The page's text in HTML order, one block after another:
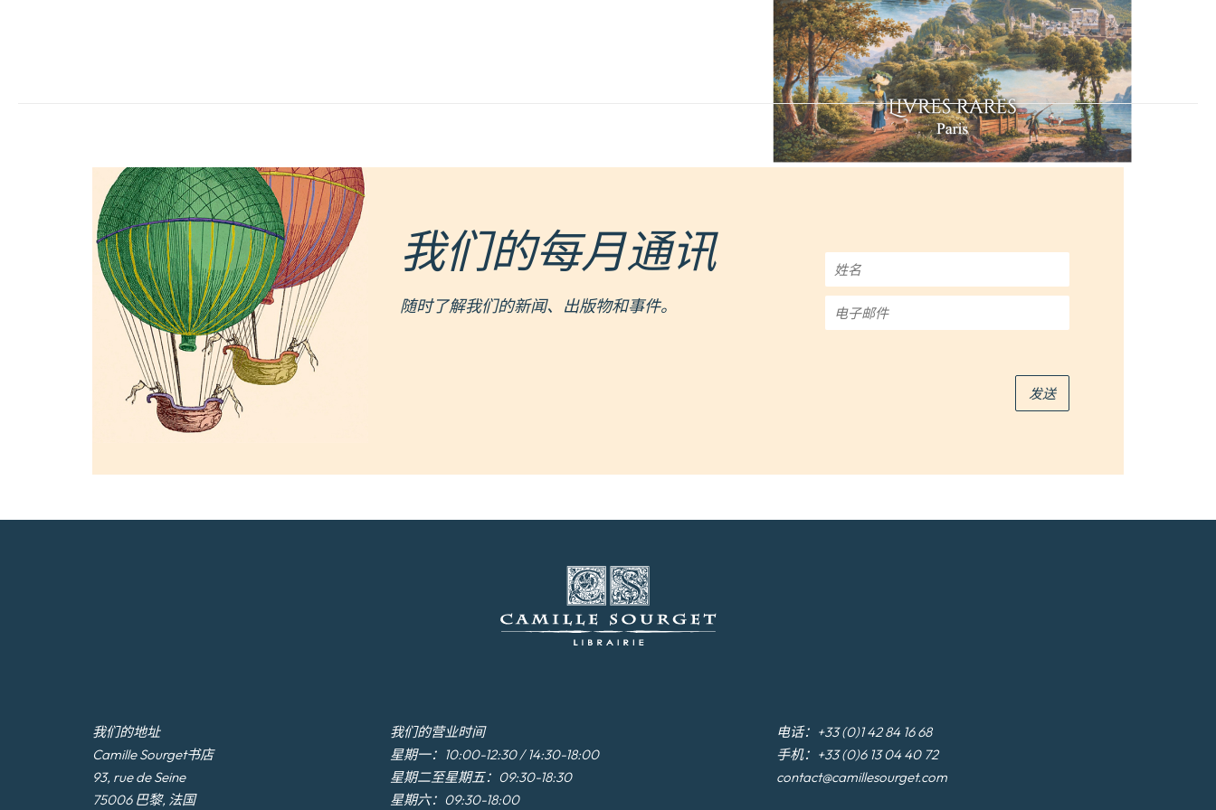
我们的每月通讯
随时了解我们的新闻、出版物和事件。
名
*电
子
发送
我们的地址
Camille Sourget书店
93, rue de Seine
75006 巴黎, 法国
我们的营业时间
星期一：10:00-12:30 / 14:30-18:00
星期二至星期五：09:30-18:30
星期六：09:30-18:00
电话：+33 (0)1 42 84 16 68
手机：+33 (0)6 13 04 40 72
contact@camillesourget.com